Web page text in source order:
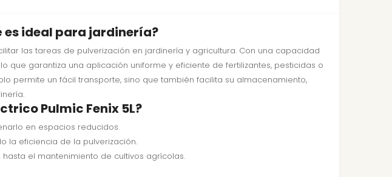
es ideal para jardinería?
las tareas de pulverización en jardinería y agricultura. Con una capacidad
que garantiza una aplicación uniforme y eficiente de fertilizantes, pesticidas o
permite un fácil transporte, sino que también facilita su almacenamiento,
Pulmic Fenix 5L?
en espacios reducidos.
la eficiencia de la pulverización.
el mantenimiento de cultivos agrícolas.